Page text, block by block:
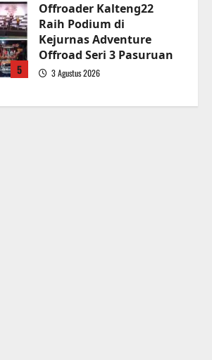
5
Offroader Kalteng22
Raih Podium di
Kejurnas Adventure
Offroad Seri 3 Pasuruan
3 Agustus 2026